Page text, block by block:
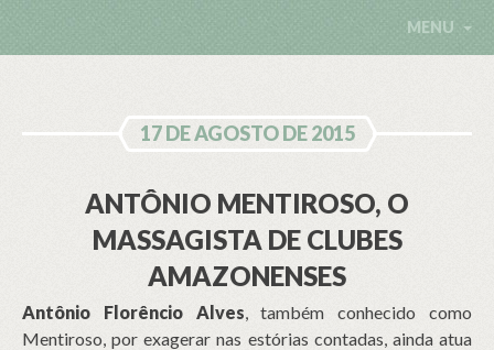
MENU
17 DE AGOSTO DE 2015
ANTÔNIO MENTIROSO, O
MASSAGISTA DE CLUBES
AMAZONENSES
Antônio Florêncio Alves, também conhecido como
Mentiroso, por exagerar nas estórias contadas, ainda atua